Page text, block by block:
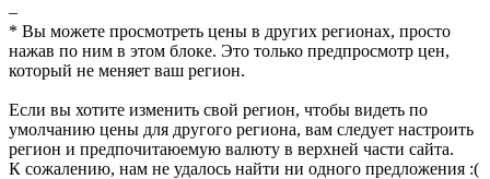
–
* Вы можете просмотреть цены в других регионах, просто
нажав по ним в этом блоке. Это только предпросмотр цен,
который не меняет ваш регион.
Если вы хотите изменить свой регион, чтобы видеть по
умолчанию цены для другого региона, вам следует настроить
регион и предпочитаюемую валюту в верхней части сайта.
К сожалению, нам не удалось найти ни одного предложения :(